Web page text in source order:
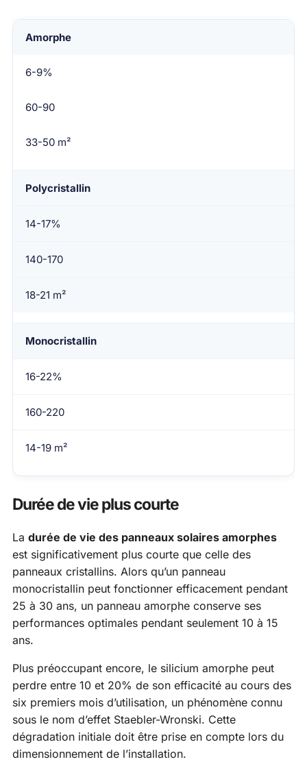
Technologie
Rendement
Puissance (Wc/m²)
Surface nécessaire pour 3kWc
Amorphe
6-9%
60-90
33-50 m²
Polycristallin
14-17%
140-170
18-21 m²
Monocristallin
16-22%
160-220
14-19 m²
Durée de vie plus courte
La durée de vie des panneaux solaires amorphes
est significativement plus courte que celle des
panneaux cristallins. Alors qu’un panneau
monocristallin peut fonctionner efficacement pendant
25 à 30 ans, un panneau amorphe conserve ses
performances optimales pendant seulement 10 à 15
ans.
Plus préoccupant encore, le silicium amorphe peut
perdre entre 10 et 20% de son efficacité au cours des
six premiers mois d’utilisation, un phénomène connu
sous le nom d’effet Staebler-Wronski. Cette
dégradation initiale doit être prise en compte lors du
dimensionnement de l’installation.